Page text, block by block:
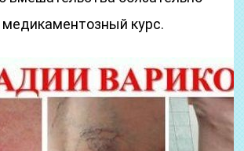
медикаментозный курс.